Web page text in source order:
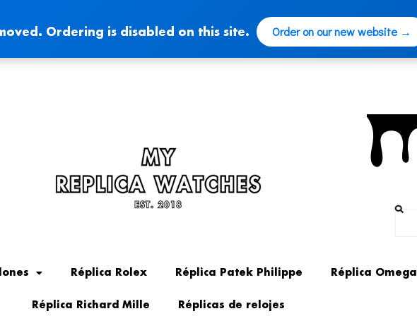
Ordering is disabled on this site. Order on our new website →
Buscar
Réplica Rolex Réplica Patek Philippe Réplica Omega
Réplica Richard Mille Réplicas de relojes